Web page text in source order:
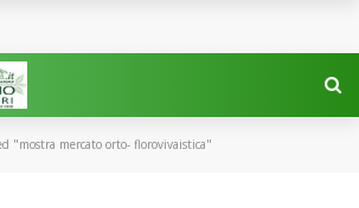
"mostra mercato orto- florovivaistica"